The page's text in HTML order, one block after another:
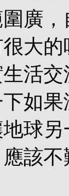
廣
大
活
如果
球
該